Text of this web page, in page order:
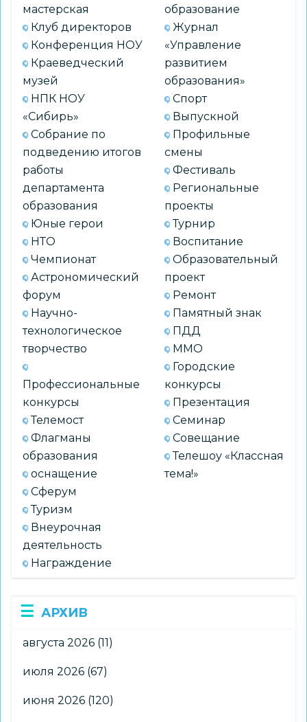
Александровне
Черкашиной
мастерская
Клуб директоров
Конференция НОУ
Краеведческий
музей
НПК НОУ
«Сибирь»
Собрание по
подведению итогов
работы
департамента
образования
Юные герои
НТО
Чемпионат
Астрономический
форум
Научно-
технологическое
творчество
Профессиональные
конкурсы
Телемост
Флагманы
образования
оснащение
Сферум
Туризм
Внеурочная
деятельность
Награждение
образование
Журнал
«Управление
развитием
образования»
Спорт
Выпускной
Профильные
смены
Фестиваль
Региональные
проекты
Турнир
Воспитание
Образовательный
проект
Ремонт
Памятный знак
ПДД
ММО
Городские
конкурсы
Презентация
Семинар
Совещание
Телешоу «Классная
тема!»
АРХИВ
августа 2026 (11)
июля 2026 (67)
июня 2026 (120)